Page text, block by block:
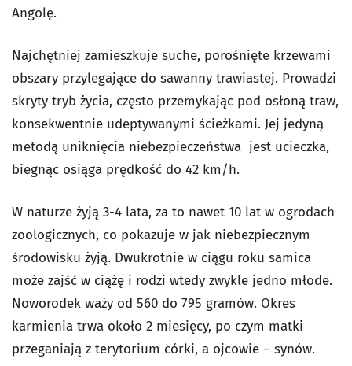
Angolę.
Najchętniej zamieszkuje suche, porośnięte krzewami
obszary przylegające do sawanny trawiastej. Prowadzi
skryty tryb życia, często przemykając pod osłoną traw,
konsekwentnie udeptywanymi ścieżkami. Jej jedyną
metodą uniknięcia niebezpieczeństwa jest ucieczka,
biegnąc osiąga prędkość do 42 km/h.
W naturze żyją 3-4 lata, za to nawet 10 lat w ogrodach
zoologicznych, co pokazuje w jak niebezpiecznym
środowisku żyją. Dwukrotnie w ciągu roku samica
może zajść w ciążę i rodzi wtedy zwykle jedno młode.
Noworodek waży od 560 do 795 gramów. Okres
karmienia trwa około 2 miesięcy, po czym matki
przeganiają z terytorium córki, a ojcowie – synów.